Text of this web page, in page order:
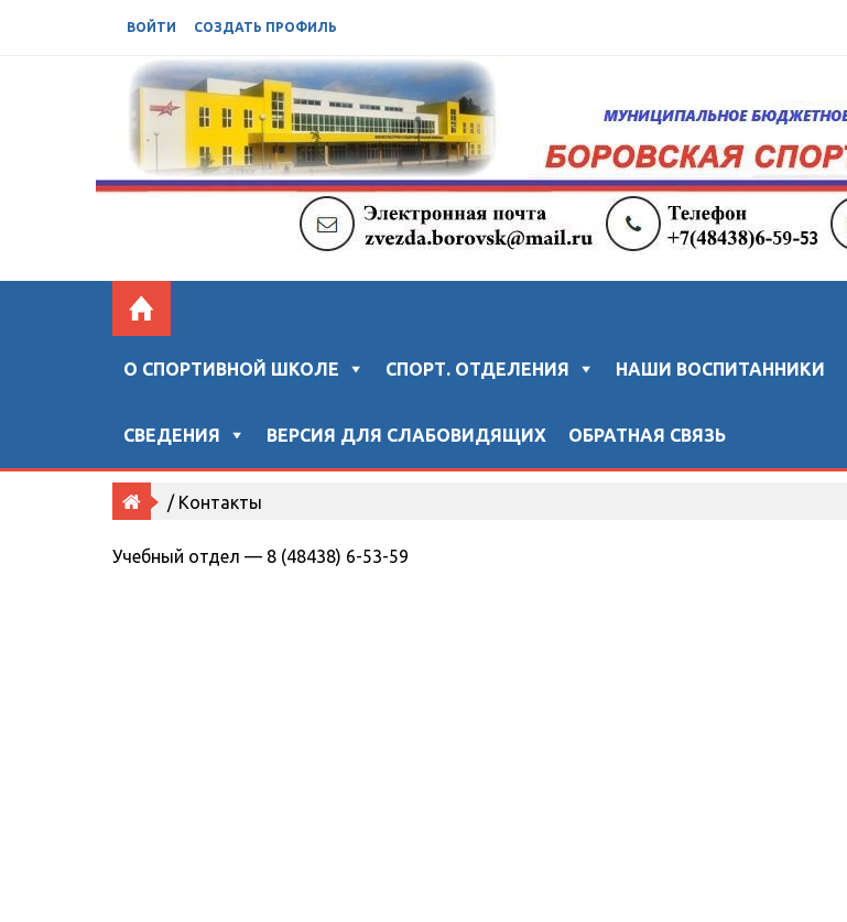
ВОЙТИ СОЗДАТЬ ПРОФИЛЬ
БОРОВСКАЯ СШ "ЗВЕЗДА"
Официальный сайт "Боровской спортивной школы "ЗВЕЗДА"
О СПОРТИВНОЙ ШКОЛЕ СПОРТ. ОТДЕЛЕНИЯ НАШИ ВОСПИТАННИКИ
СВЕДЕНИЯ ВЕРСИЯ ДЛЯ СЛАБОВИДЯЩИХ ОБРАТНАЯ СВЯЗЬ
/ Контакты
Учебный отдел — 8 (48438) 6-53-59